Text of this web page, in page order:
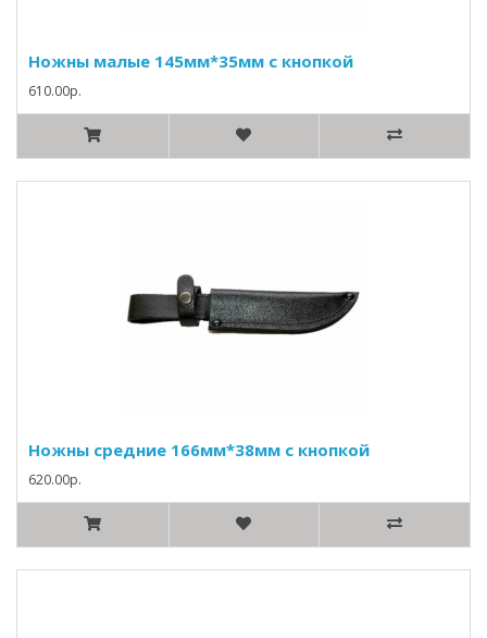
Ножны малые 145мм*35мм с кнопкой
610.00р.
Ножны средние 166мм*38мм с кнопкой
620.00р.